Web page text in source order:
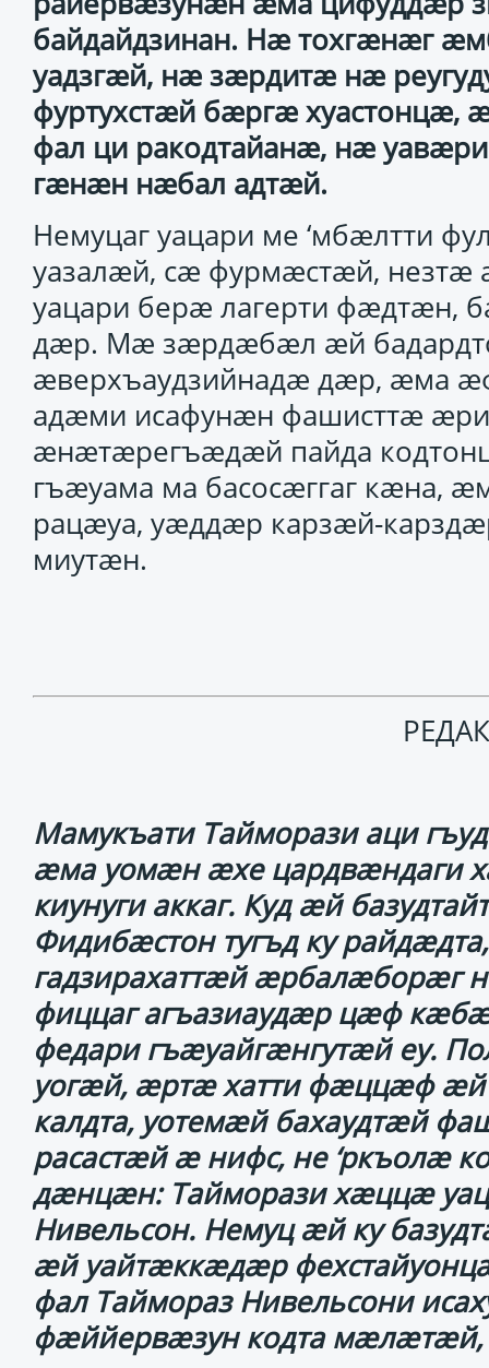
байдайдзинан. Нӕ тохгӕнӕг
уадзгӕй, нӕ зӕрдитӕ нӕ
фуртухстӕй бӕргӕ
фал ци ракодтайанӕ, нӕ
гӕнӕн нӕбал адтӕй.
Немуцаг уацари ме ‘мбӕлтти
уазалӕй, сӕ фурмӕстӕй,
уацари берӕ лагерти фӕдтӕн,
дӕр. Мӕ зӕрдӕбӕл ӕй
ӕверхъаудзийнадӕ дӕр, ӕма
адӕми исафунӕн фашисттӕ
ӕнӕтӕрегъӕдӕй пайда
гъӕуама ма басосӕггаг кӕна,
рацӕуа, уӕддӕр карзӕй-
миутӕн.
Мамукъати Тайморази аци
ӕма уомӕн ӕхе цардвӕндаги
киунуги аккаг. Куд ӕй
Фидибӕстон тугъд ку
гадзирахаттӕй ӕрбалӕборӕг
фиццаг агъазиаудӕр цӕф
федари гъӕуайгӕнгутӕй еу.
уогӕй, ӕртӕ хатти фӕццӕф ӕй
калдта, уотемӕй бахаудтӕй
расастӕй ӕ нифс, не ‘ркъолӕ
дӕнцӕн: Тайморази хӕццӕ
Нивельсон. Немуц ӕй ку
ӕй уайтӕккӕдӕр
фал Таймораз Нивельсони
фӕййервӕзун кодта